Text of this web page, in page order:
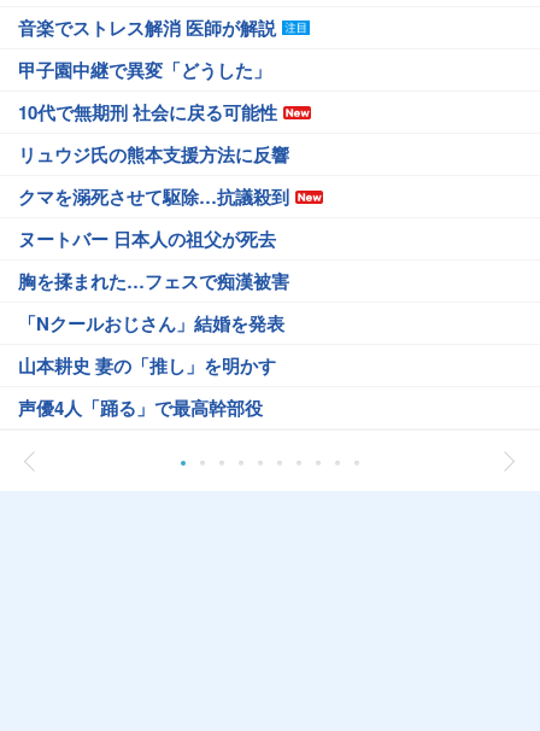
音楽でストレス解消 医師が解説
甲子園中継で異変「どうした」
10代で無期刑 社会に戻る可能性
リュウジ氏の熊本支援方法に反響
クマを溺死させて駆除…抗議殺到
ヌートバー 日本人の祖父が死去
胸を揉まれた…フェスで痴漢被害
「Nクールおじさん」結婚を発表
山本耕史 妻の「推し」を明かす
声優4人「踊る」で最高幹部役